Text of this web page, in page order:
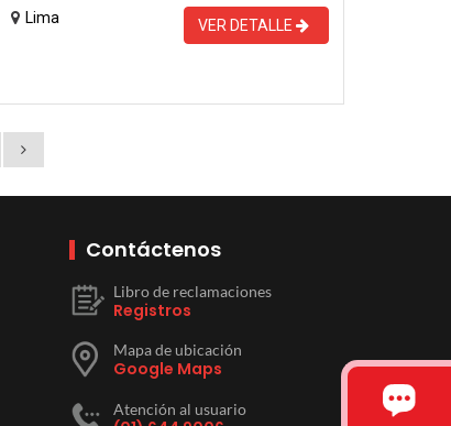
Lima VER DETALLE
Contáctenos
Libro de reclamaciones
Registros
Mapa de ubicación
Google Maps
Atención al usuario